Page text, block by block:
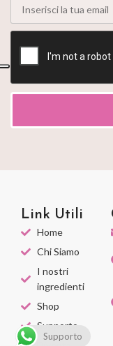
Link Utili
Home
Chi Siamo
I nostri
ingredienti
Shop
Supporto
Supporto